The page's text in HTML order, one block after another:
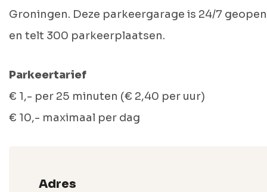
Groningen. Deze parkeergarage is 24/7
en telt 300 parkeerplaatsen.
Parkeertarief
€ 1,- per 25 minuten (€ 2,40 per uur)
€ 10,- maximaal per dag
Adres